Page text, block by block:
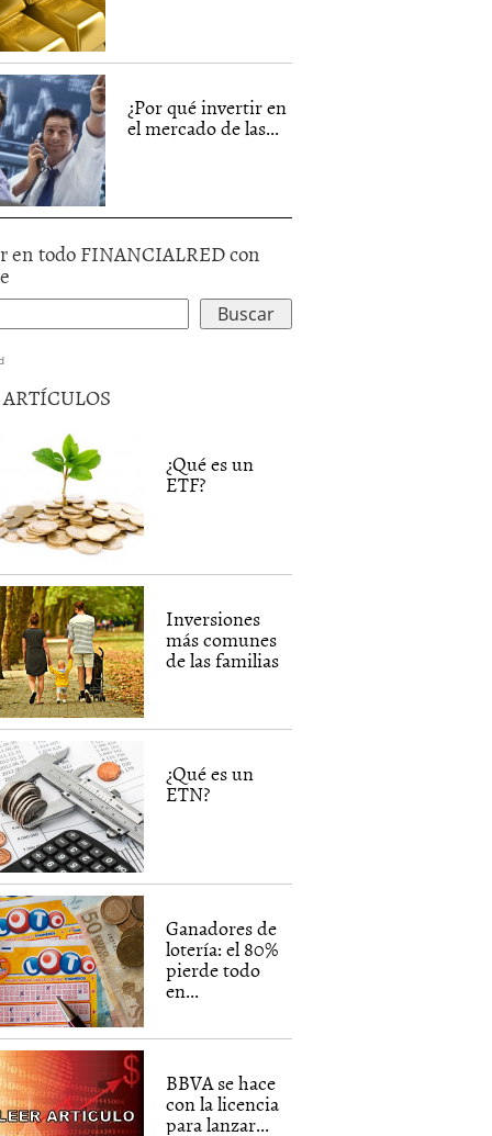
¿Por qué invertir en
el mercado de las...
en todo FINANCIALRED con
ARTÍCULOS
¿Qué es un
ETF?
Inversiones
más comunes
de las familias
¿Qué es un
ETN?
Ganadores de
lotería: el 80%
pierde todo
en...
BBVA se hace
con la licencia
para lanzar...